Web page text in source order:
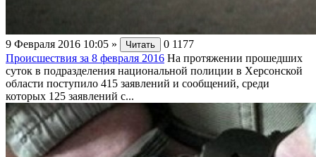
9 Февраля 2016 10:05 » Читать 0 1177
Происшествия за 8 февраля 2016 На протяжении прошедших
суток в подразделения национальной полиции в Херсонской
области поступило 415 заявлений и сообщений, среди
которых 125 заявлений с...